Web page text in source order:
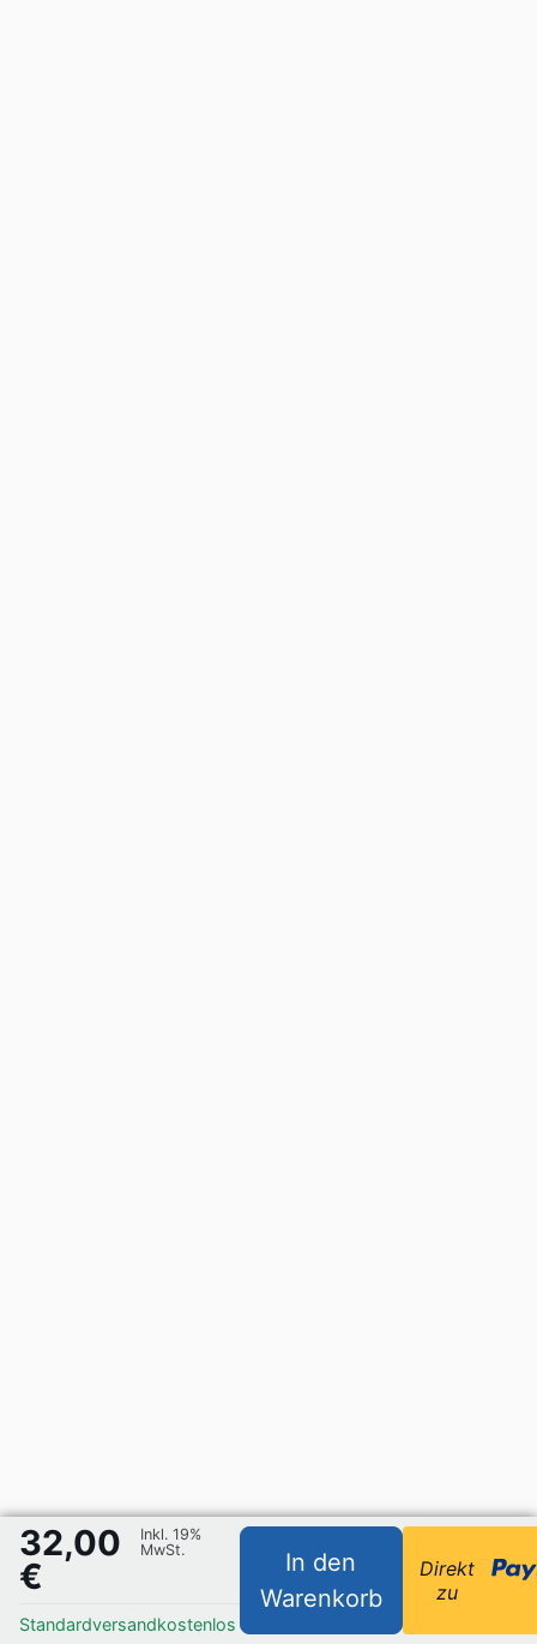
32,00
€
Inkl. 19%
MwSt.
Standardversandkostenlos
In den
Warenkorb
Direkt
zu